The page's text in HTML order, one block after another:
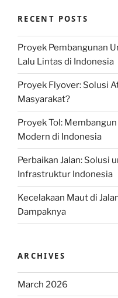
RECENT POSTS
Proyek Pembangunan
Lalu Lintas di Indonesia
Proyek Flyover: Solusi
Masyarakat?
Proyek Tol:
Modern di Indonesia
Perbaikan Jalan: Solusi
Infrastruktur Indonesia
Kecelakaan Maut di
Dampaknya
ARCHIVES
March 2026